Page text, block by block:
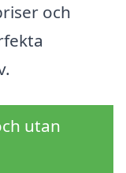
och
utan